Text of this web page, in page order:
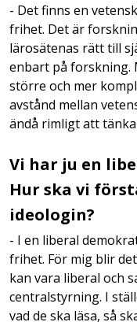
- Det finns en
frihet. Det är
lärosätenas rätt till
enbart på forskning.
större och mer
avstånd mellan
ändå rimligt att tänka
Vi har ju en
Hur ska vi
ideologin?
- I en liberal
frihet. För mig blir
kan vara liberal och
centralstyrning. I
vad de ska läsa, så